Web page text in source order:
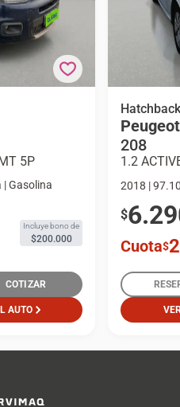
Mt 5p
5P
| Gasolina
Incluye bono de
$200.000
COTIZAR
AUTO
Peugeot
Hb 82hp
Hatchback
Peugeot
208
2018 |
$
Cuota$